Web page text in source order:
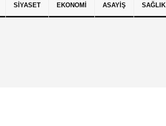
İletişim Çerez Politikası Gizlilik İlkeleri
SIYASET EKONOMI ASAYIŞ SAĞLIK